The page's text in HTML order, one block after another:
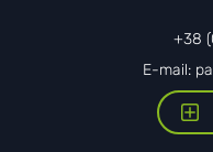
+38
E-mail: